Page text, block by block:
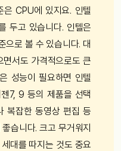
CPU에 있지요. 인텔
두고 있습니다. 인텔은
으로 볼 수 있습니다. 대
서도 가격적으로도 큰
성능이 필요하면 인텔
7, 9 등의 제품을 선택
복잡한 동영상 편집 등
습니다. 크고 무거워지
대를 따지는 것도 중요